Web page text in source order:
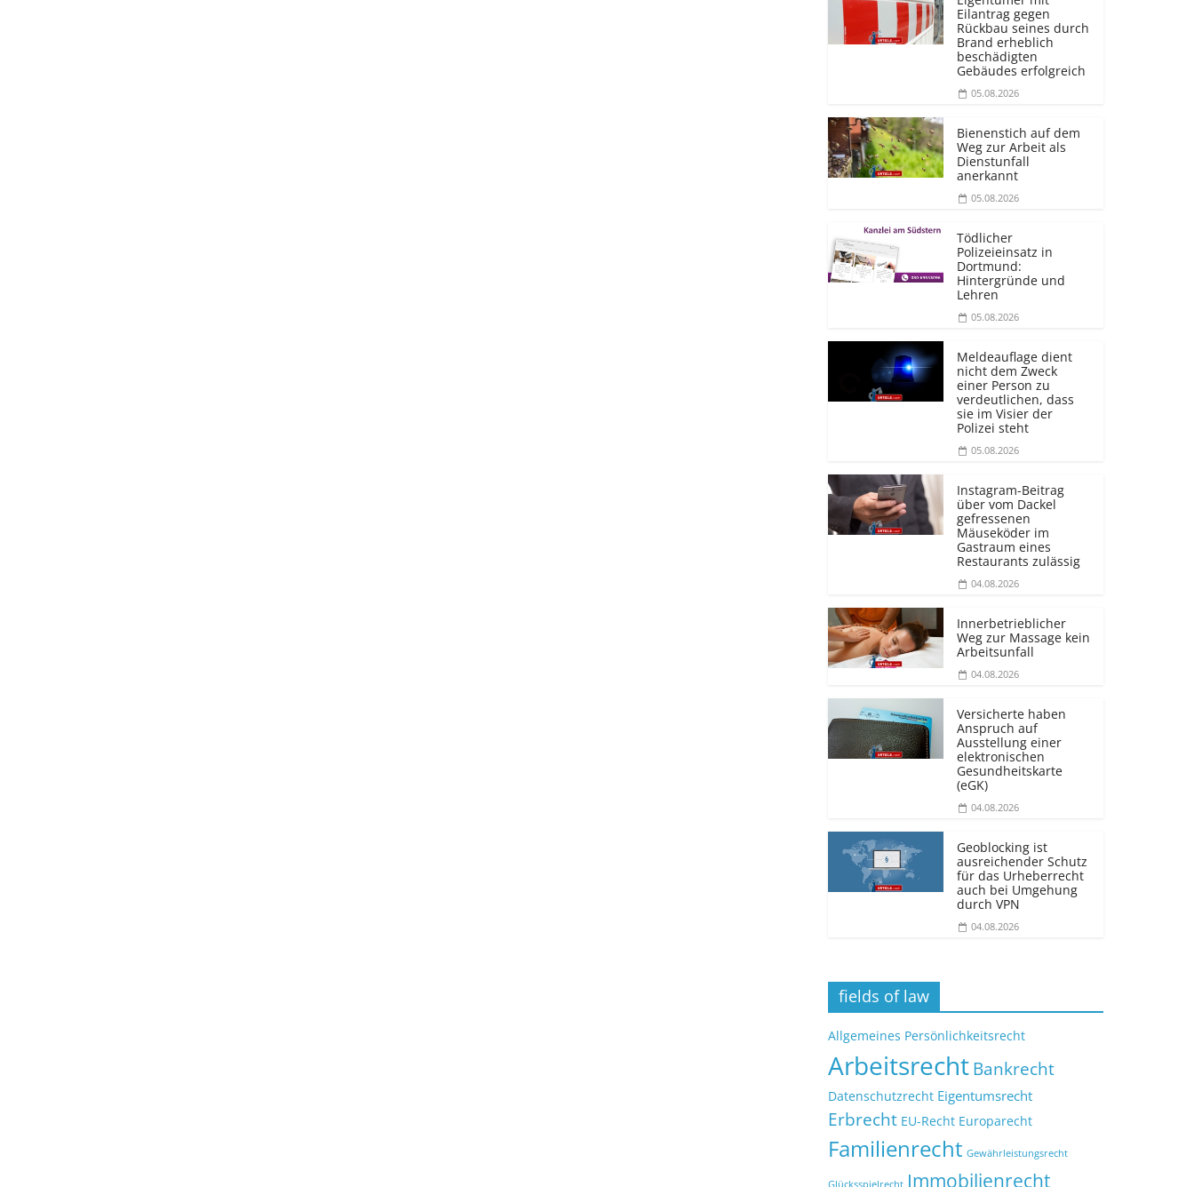
Eilantrag gegen
Rückbau seines durch
Brand erheblich
beschädigten
Gebäudes erfolgreich
05.08.2026
Bienenstich auf dem
Weg zur Arbeit als
Dienstunfall
anerkannt
05.08.2026
Tödlicher
Polizeieinsatz in
Dortmund:
Hintergründe und
Lehren
05.08.2026
Meldeauflage dient
nicht dem Zweck
einer Person zu
verdeutlichen, dass
sie im Visier der
Polizei steht
05.08.2026
Instagram-Beitrag
über vom Dackel
gefressenen
Mäuseköder im
Gastraum eines
Restaurants zulässig
04.08.2026
Innerbetrieblicher
Weg zur Massage kein
Arbeitsunfall
04.08.2026
Versicherte haben
Anspruch auf
Ausstellung einer
elektronischen
Gesundheitskarte
(eGK)
04.08.2026
Geoblocking ist
ausreichender Schutz
für das Urheberrecht
auch bei Umgehung
durch VPN
04.08.2026
fields of law
Allgemeines Persönlichkeitsrecht
ArbeitsrechtBankrecht
Datenschutzrecht Eigentumsrecht
Erbrecht EU-Recht Europarecht
Familienrecht Gewährleistungsrecht
Glücksspielrecht Immobilienrecht